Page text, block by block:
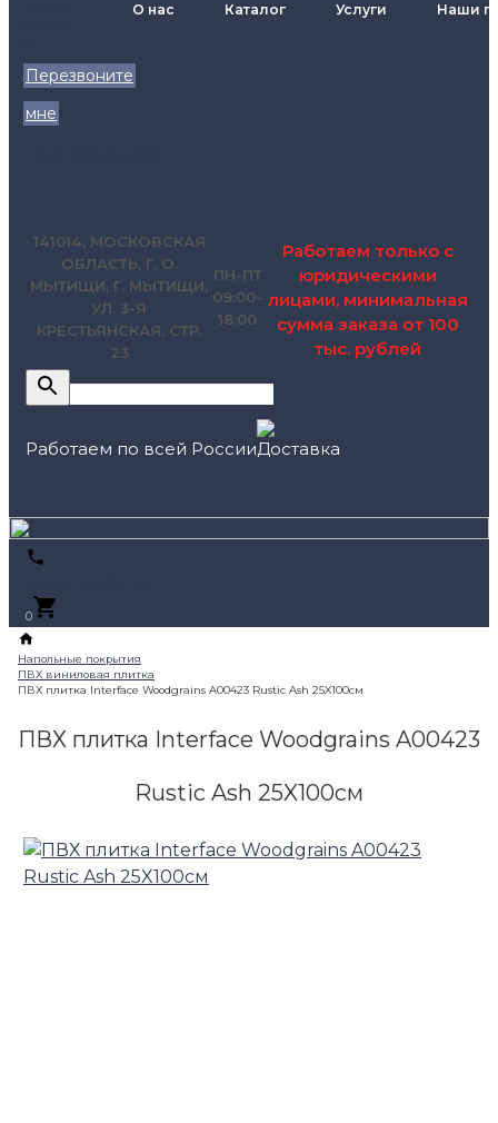
Перезвоните
мне
О нас Каталог Услуги Наши
141014, МОСКОВСКАЯ
ОБЛАСТЬ, Г. О.
МЫТИЩИ, Г. МЫТИЩИ,
УЛ. 3-Я
КРЕСТЬЯНСКАЯ, СТР.
23
ПН-ПТ
09:00-
18:00
Работаем только с
юридическими
лицами, минимальная
сумма заказа от 100
тыс. рублей
Работаем по всей России
0
ПВХ плитка Interface Woodgrains A00423
Rustic Ash 25X100cм